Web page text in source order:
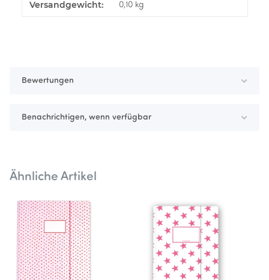
Produkteigenschaft
Wert
Versandgewicht: 0,10 kg
Bewertungen
Benachrichtigen, wenn verfügbar
Ähnliche Artikel